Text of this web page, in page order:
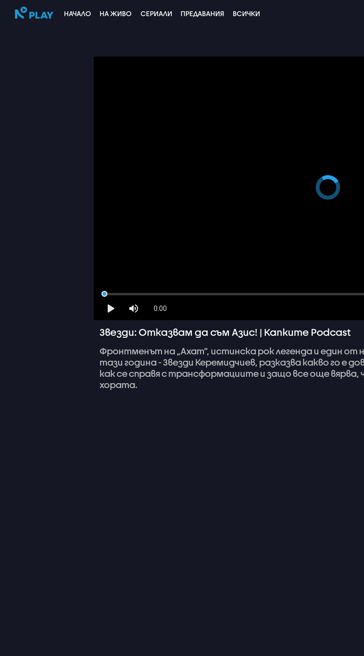
НАЧАЛО НА ЖИВО СЕРИАЛИ ПРЕДАВАНИЯ ВСИЧКИ
0:00
Звезди: Отказвам да съм Азис! | Капките Podcast
Фронтменът на„Ахат“, истинскароклегендаиединот
тазигодина-Звезди Керемидчиев, разказва каквогое
каксесправястрансформациитеи защовсеощевярва,
хората.